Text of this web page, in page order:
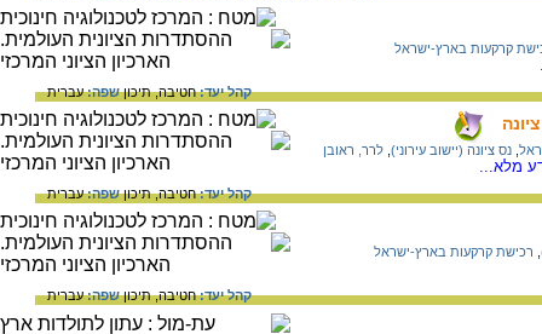
קרקעות בארץ-ישראל
קהל יעד:חטיבה,תיכוןשפה:עברית
נס ציונה (יישוב עירוני) לרר, ראובן
מלא...
קהל יעד:חטיבה,תיכוןשפה:עברית
רכישת קרקעות בארץ-ישראל
קהל יעד:חטיבה,תיכוןשפה:עברית